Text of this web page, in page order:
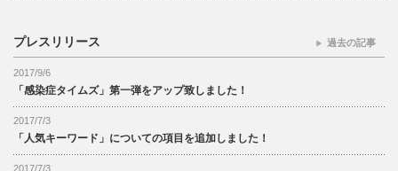
プレスリリース
2017/9/6
「感染症タイムズ」第一弾をアップ致しました！
2017/7/3
「人気キーワード」についての項目を追加しました！
2017/7/3
過去の記事